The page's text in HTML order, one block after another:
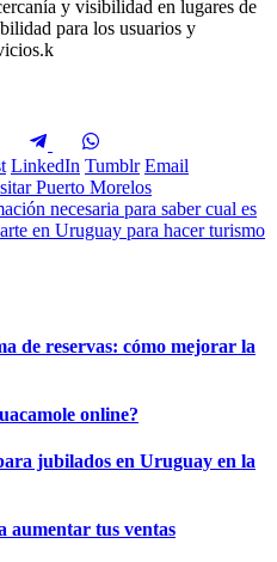
y visibilidad en lugares de
para los usuarios y
Compartir
en
Email
Compartir
en
Telegram
en
WhatsApp
LinkedIn Tumblr Email
Puerto Morelos
necesaria para saber cual es
en Uruguay para hacer turismo
de reservas: cómo mejorar la
online?
jubilados en Uruguay en la
aumentar tus ventas